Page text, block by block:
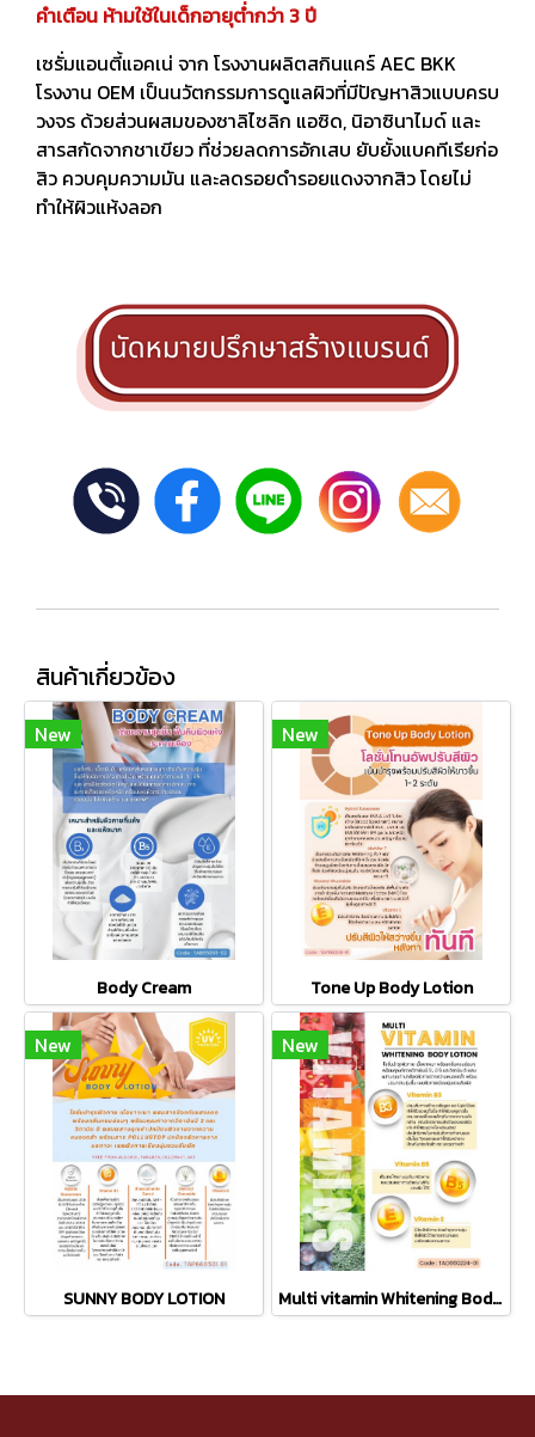
คำเตือน ห้ามใช้ในเด็กอายุต่ำกว่า 3 ปี
เซรั่มแอนตี้แอคเน่ จาก โรงงานผลิตสกินแคร์ AEC BKK
โรงงาน OEM เป็นนวัตกรรมการดูแลผิวที่มีปัญหาสิวแบบครบ
วงจร ด้วยส่วนผสมของซาลิไซลิก แอซิด, นิอาซินาไมด์ และ
สารสกัดจากชาเขียว ที่ช่วยลดการอักเสบ ยับยั้งแบคทีเรียก่อ
สิว ควบคุมความมัน และลดรอยดำรอยแดงจากสิว โดยไม่
ทำให้ผิวแห้งลอก
สินค้าเกี่ยวข้อง
New
Body Cream
New
Tone Up Body Lotion
New
SUNNY BODY LOTION
New
Multi vitamin Whitening Body Lotion